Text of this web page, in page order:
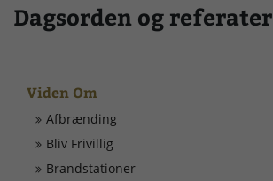
Brandstationer
Døgnrapport
EAN nummer
Dagsorden og referater
Viden Om
Afbrænding
Bliv Frivillig
Brandstationer